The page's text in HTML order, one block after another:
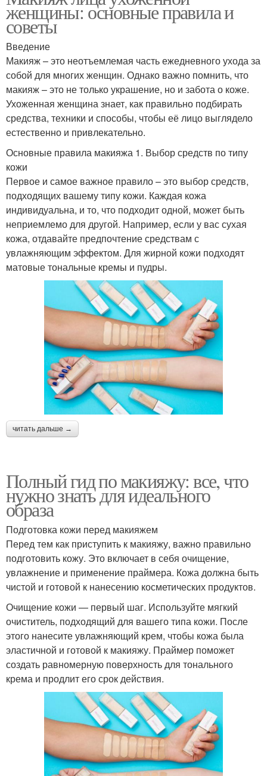
женщины: основные правила и
советы
Введение
Макияж – это неотъемлемая часть ежедневного ухода за
собой для многих женщин. Однако важно помнить, что
макияж – это не только украшение, но и забота о коже.
Ухоженная женщина знает, как правильно подбирать
средства, техники и способы, чтобы её лицо выглядело
естественно и привлекательно.
Основные правила макияжа 1. Выбор средств по типу
кожи
Первое и самое важное правило – это выбор средств,
подходящих вашему типу кожи. Каждая кожа
индивидуальна, и то, что подходит одной, может быть
неприемлемо для другой. Например, если у вас сухая
кожа, отдавайте предпочтение средствам с
увлажняющим эффектом. Для жирной кожи подходят
матовые тональные кремы и пудры.
читать дальше →
Полный гид по макияжу: все, что
нужно знать для идеального
образа
Подготовка кожи перед макияжем
Перед тем как приступить к макияжу, важно правильно
подготовить кожу. Это включает в себя очищение,
увлажнение и применение праймера. Кожа должна быть
чистой и готовой к нанесению косметических продуктов.
Очищение кожи — первый шаг. Используйте мягкий
очиститель, подходящий для вашего типа кожи. После
этого нанесите увлажняющий крем, чтобы кожа была
эластичной и готовой к макияжу. Праймер поможет
создать равномерную поверхность для тонального
крема и продлит его срок действия.